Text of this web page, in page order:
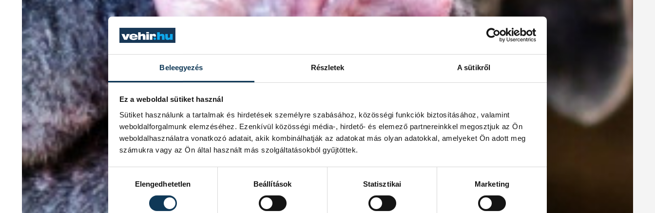
Beleegyezés Részletek A sütikről
Ez a weboldal sütiket használ
Sütiket használunk a tartalmak és hirdetések személyre szabásához, közösségi funkciók biztosításához, valamint
weboldalforgalmunk elemzéséhez. Ezenkívül közösségi média-, hirdető- és elemező partnereinkkel megosztjuk az Ön
weboldalhasználatra vonatkozó adatait, akik kombinálhatják az adatokat más olyan adatokkal, amelyeket Ön adott meg
számukra vagy az Ön által használt más szolgáltatásokból gyűjtöttek.
Hozzájárulás kiválasztása
Elengedhetetlen
Beállítások Statisztikai Marketing